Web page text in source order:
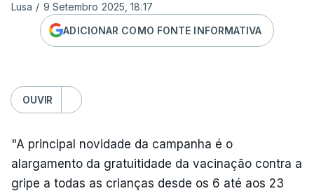
Lusa / 9 Setembro 2025, 18:17
ADICIONAR COMO FONTE INFORMATIVA
OUVIR
"A principal novidade da campanha é o
alargamento da gratuitidade da vacinação contra a
gripe a todas as crianças desde os 6 até aos 23